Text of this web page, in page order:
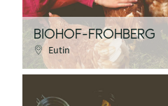
BIOHOF-FROHBERG
Eutin